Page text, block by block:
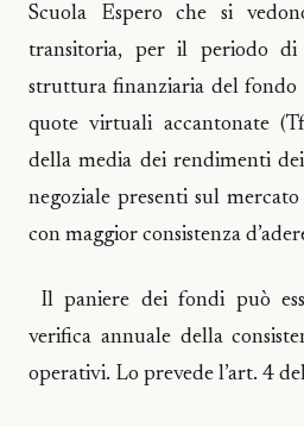
Scuola Espero che si
transitoria, per il periodo di
struttura finanziaria del fondo
quote virtuali accantonate
della media dei rendimenti
negoziale presenti sul
con maggior consistenza
Il paniere dei fondi può
verifica annuale della
operativi. Lo prevede l’art. 4